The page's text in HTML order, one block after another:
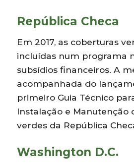
República Checa
Em 2017, as coberturas
incluídas num programa
subsídios financeiros. A
acompanhada do
primeiro Guia Técnico
Instalação e Manutenção
verdes da República
Washington D.C.